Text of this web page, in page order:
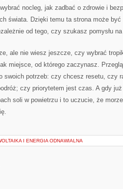
nocleg, jak zadbać o zdrowie i
świata. Dzięki temu ta strona może
od tego, czy szukasz pomysłu
ale nie wiesz jeszcze, czy wybrać
miejsce, od którego zaczynasz.
swoich potrzeb: czy chcesz resetu, czy
czy priorytetem jest czas. A gdy
soli w powietrzu i to uczucie, że
I ENERGIA ODNAWIALNA